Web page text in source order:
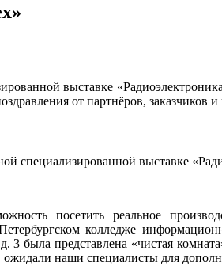
выставке
от партнёров, заказчиков
специализированной выставке
посетить реальное
колледже
была представлена «чистая
наши специалисты для